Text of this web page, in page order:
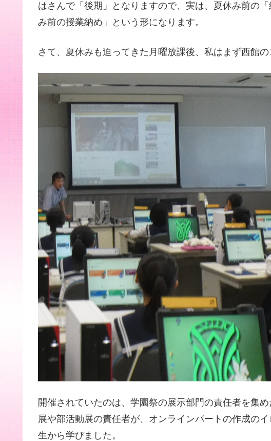
はさんで「後期」となりますので、実は、夏休み前の
み前の授業納め」という形になります。
さて、夏休みも迫ってきた月曜放課後、私はまず西館
開催されていたのは、学園祭の展示部門の責任者を集
展や部活動展の責任者が、オンラインパートの作成の
生から学びました。